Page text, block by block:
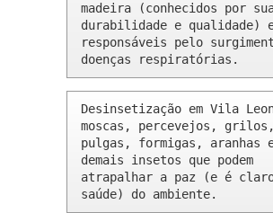
madeira (conhecidos por
durabilidade e qualidade)
responsáveis pelo
doenças respiratórias.
Desinsetização em Vila
moscas, percevejos, grilos,
pulgas, formigas, aranhas
demais insetos que podem
atrapalhar a paz (e é
saúde) do ambiente.